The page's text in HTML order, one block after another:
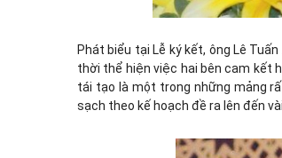
Phát biểu tại Lễ ký kết, ông Lê
thời thể hiện việc hai bên cam kết
tái tạo là một trong những mảng
sạch theo kế hoạch đề ra lên đến